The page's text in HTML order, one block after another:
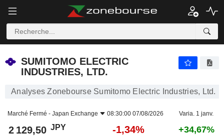
SUMITOMO ELECTRIC
INDUSTRIES, LTD.
Analyses Zonebourse Sumitomo Electric Industries, Ltd.
Marché Fermé - Japan Exchange 08:30:00 07/08/2026 Varia. 1 janv.
2 129,50 JPY -1,34% +34,67%